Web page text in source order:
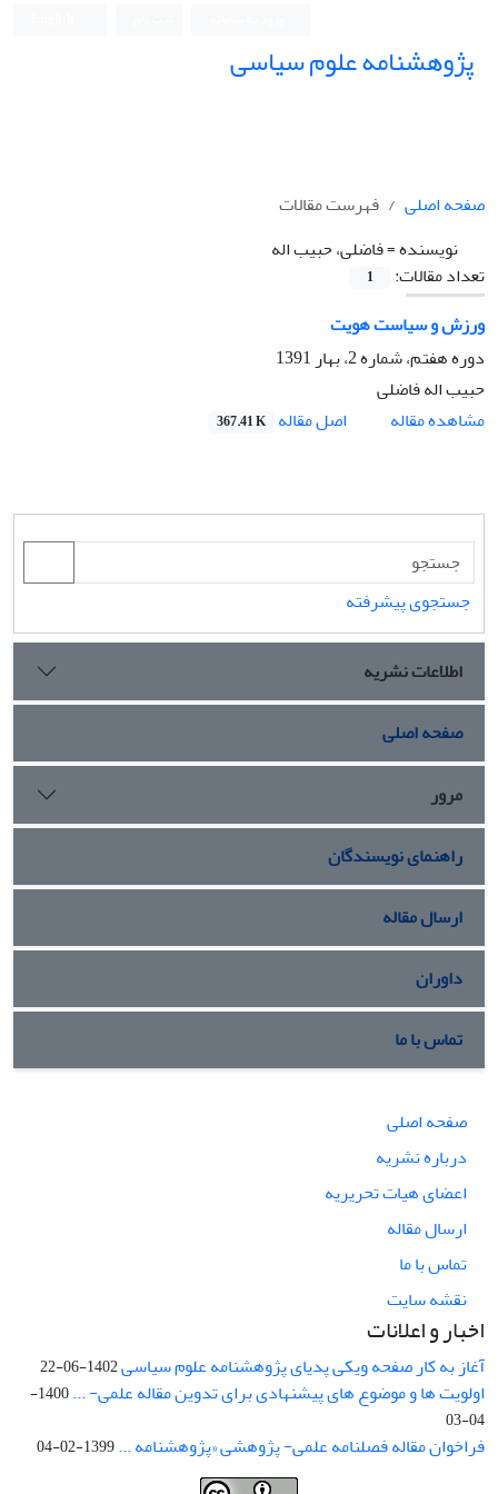
پژوهشنامه علوم سیاسی
صفحه اصلی
فهرست مقالات
نویسنده =فاضلی، حبیب اله
تعداد مقالات:
1
ورزش و سیاست هویت
دوره هفتم، شماره 2، بهار 1391
حبیب اله فاضلی
مشاهده مقاله
اصل مقاله 367.41 K
جستجوی پیشرفته
اطلاعات نشریه
صفحه اصلی
مرور
راهنمای نویسندگان
ارسال مقاله
داوران
تماس با ما
صفحه اصلی
درباره نشریه
اعضای هیات تحریریه
ارسال مقاله
تماس با ما
نقشه سایت
اخبار و اعلانات
آغاز به کار صفحه ویکی پدیای پژوهشنامه علوم سیاسی1402-06-22
اولویت ها و موضوع های پیشنهادی برای تدوین مقاله علمی- ...
1400-
04-03
فراخوان مقاله فصلنامه علمی- پژوهشی «پژوهشنامه ...1399-02-04